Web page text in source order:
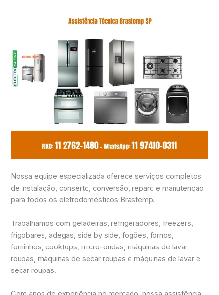
Nossa equipe especializada oferece serviços completos
de instalação, conserto, conversão, reparo e manutenção
para todos os eletrodomésticos Brastemp.
Trabalhamos com geladeiras, refrigeradores, freezers,
frigobares, adegas, side by side, fogões, fornos,
forninhos, cooktops, micro-ondas, máquinas de lavar
roupas, máquinas de secar roupas e máquinas de lavar e
secar roupas.